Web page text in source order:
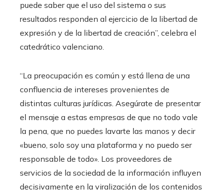
puede saber que el uso del sistema o sus
resultados responden al ejercicio de la libertad de
expresión y de la libertad de creación”, celebra el
catedrático valenciano.
“La preocupación es común y está llena de una
confluencia de intereses provenientes de
distintas culturas jurídicas. Asegúrate de presentar
el mensaje a estas empresas de que no todo vale
la pena, que no puedes lavarte las manos y decir
«bueno, solo soy una plataforma y no puedo ser
responsable de todo». Los proveedores de
servicios de la sociedad de la información influyen
decisivamente en la viralización de los contenidos